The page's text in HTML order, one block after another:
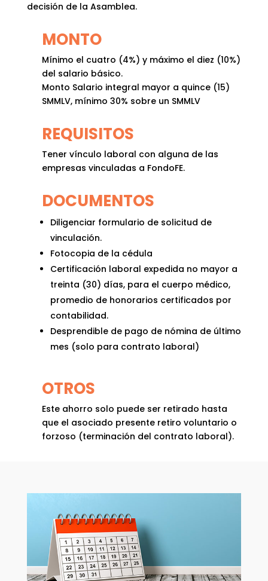
decisión de la Asamblea.
MONTO
Mínimo el cuatro (4%) y máximo el diez (10%)
del salario básico.
Monto Salario integral mayor a quince (15)
SMMLV, mínimo 30% sobre un SMMLV
REQUISITOS
Tener vínculo laboral con alguna de las
empresas vinculadas a FondoFE.
DOCUMENTOS
Diligenciar formulario de solicitud de
vinculación.
Fotocopia de la cédula
Certificación laboral expedida no mayor a
treinta (30) días, para el cuerpo médico,
promedio de honorarios certificados por
contabilidad.
Desprendible de pago de nómina de último
mes (solo para contrato laboral)
OTROS
Este ahorro solo puede ser retirado hasta
que el asociado presente retiro voluntario o
forzoso (terminación del contrato laboral).